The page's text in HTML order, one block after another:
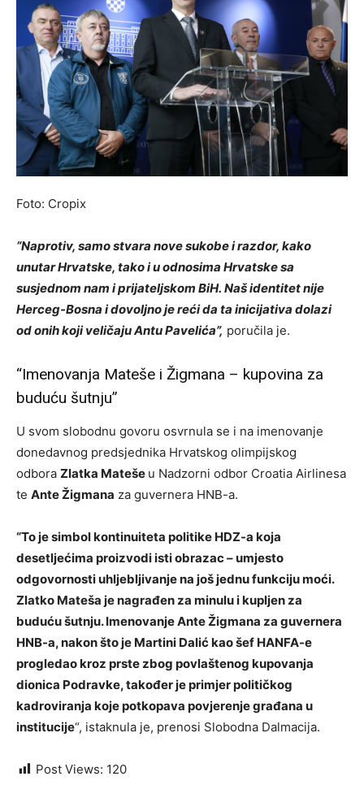
Foto: Cropix
“Naprotiv, samo stvara nove sukobe i razdor, kako
unutar Hrvatske, tako i u odnosima Hrvatske sa
susjednom nam i prijateljskom BiH. Naš identitet nije
Herceg-Bosna i dovoljno je reći da ta inicijativa dolazi
od onih koji veličaju Antu Pavelića”, poručila je.
“Imenovanja Mateše i Žigmana – kupovina za
buduću šutnju”
U svom slobodnu govoru osvrnula se i na imenovanje
donedavnog predsjednika Hrvatskog olimpijskog
odbora Zlatka Mateše u Nadzorni odbor Croatia Airlinesa
te Ante Žigmana za guvernera HNB-a.
“To je simbol kontinuiteta politike HDZ-a koja
desetljećima proizvodi isti obrazac – umjesto
odgovornosti uhljebljivanje na još jednu funkciju moći.
Zlatko Mateša je nagrađen za minulu i kupljen za
buduću šutnju. Imenovanje Ante Žigmana za guvernera
HNB-a, nakon što je Martini Dalić kao šef HANFA-e
progledao kroz prste zbog povlaštenog kupovanja
dionica Podravke, također je primjer političkog
kadroviranja koje potkopava povjerenje građana u
institucije“, istaknula je, prenosi Slobodna Dalmacija.
Post Views: 120